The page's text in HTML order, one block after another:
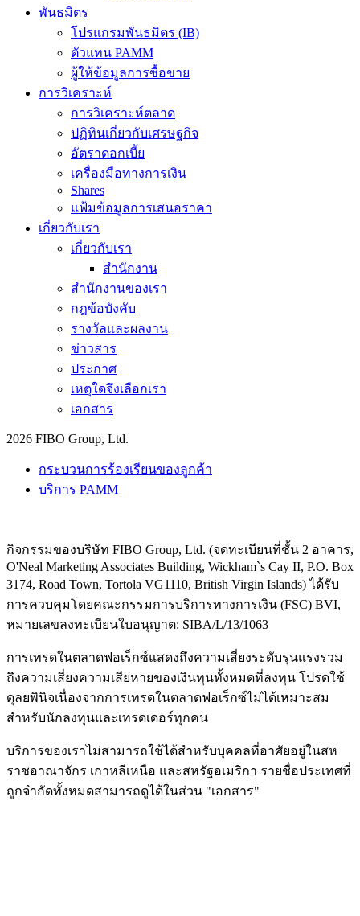
พันธมิตร
โปรแกรมพันธมิตร (IB)
ตัวแทน PAMM
ผู้ให้ข้อมูลการซื้อขาย
การวิเคราะห์
การวิเคราะห์ตลาด
ปฏิทินเกี่ยวกับเศรษฐกิจ
อัตราดอกเบี้ย
เครื่องมือทางการเงิน
Shares
แฟ้มข้อมูลการเสนอราคา
เกี่ยวกับเรา
เกี่ยวกับเรา
สำนักงาน
สำนักงานของเรา
กฎข้อบังคับ
รางวัลและผลงาน
ข่าวสาร
ประกาศ
เหตุใดจึงเลือกเรา
เอกสาร
2026 FIBO Group, Ltd.
กระบวนการร้องเรียนของลูกค้า
บริการ PAMM
กิจกรรมของบริษัท FIBO Group, Ltd. (จดทะเบียนที่ชั้น 2 อาคาร,
O'Neal Marketing Associates Building, Wickham`s Cay II, P.O. Box
3174, Road Town, Tortola VG1110, British Virgin Islands) ได้รับ
การควบคุมโดยคณะกรรมการบริการทางการเงิน (FSC) BVI,
หมายเลขลงทะเบียนใบอนุญาต: SIBA/L/13/1063
การเทรดในตลาดฟอเร็กซ์แสดงถึงความเสี่ยงระดับรุนแรงรวม
ถึงความเสี่ยงความเสียหายของเงินทุนทั้งหมดที่ลงทุน โปรดใช้
ดุลยพินิจเนื่องจากการเทรดในตลาดฟอเร็กซ์ไม่ได้เหมาะสม
สำหรับนักลงทุนและเทรดเดอร์ทุกคน
บริการของเราไม่สามารถใช้ได้สำหรับบุคคลที่อาศัยอยู่ในสห
ราชอาณาจักร เกาหลีเหนือ และสหรัฐอเมริกา รายชื่อประเทศที่
ถูกจำกัดทั้งหมดสามารถดูได้ในส่วน "เอกสาร"